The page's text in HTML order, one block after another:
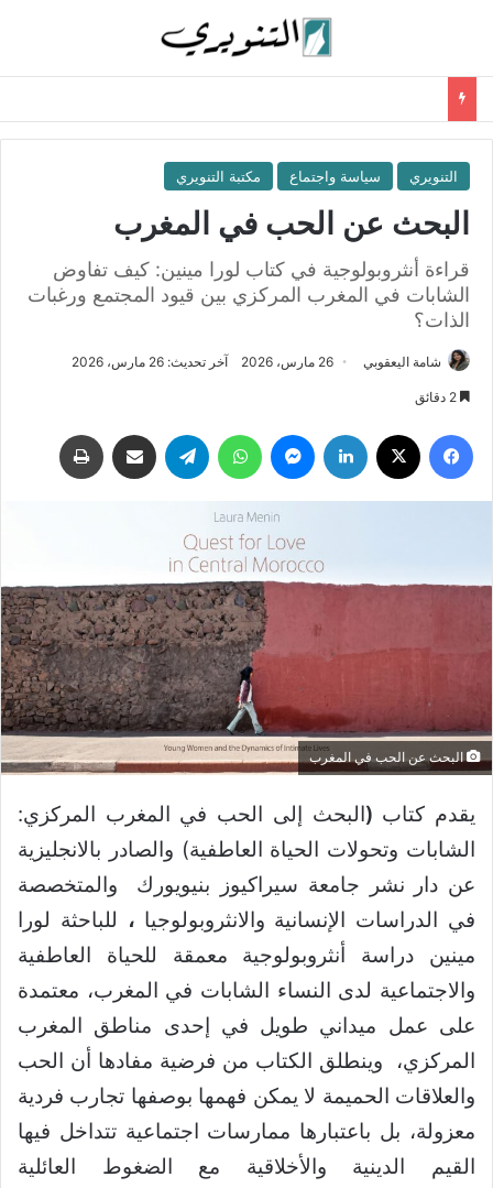
التنويري سياسة واجتماع مكتبة التنويري
البحث عن الحب في المغرب
قراءة أنثروبولوجية في كتاب لورا مينين: كيف تفاوض
الشابات في المغرب المركزي بين قيود المجتمع ورغبات
الذات؟
شامة اليعقوبي 26 مارس، 2026 آخر تحديث: 26 مارس، 2026
فيسبوك لينكدإن ماسنجر واتساب تيلقرام مشاركة عبر البريد
البحث عن الحب في المغرب
يقدم كتاب (البحث إلى الحب في المغرب المركزي:
الشابات وتحولات الحياة العاطفية) والصادر بالانجليزية
عن دار نشر جامعة سيراكيوز بنيويورك والمتخصصة
في الدراسات الإنسانية والانثروبولوجيا ، للباحثة لورا
مينين دراسة أنثروبولوجية معمقة للحياة العاطفية
والاجتماعية لدى النساء الشابات في المغرب، معتمدة
على عمل ميداني طويل في إحدى مناطق المغرب
المركزي، وينطلق الكتاب من فرضية مفادها أن الحب
والعلاقات الحميمة لا يمكن فهمها بوصفها تجارب فردية
معزولة، بل باعتبارها ممارسات اجتماعية تتداخل فيها
القيم الدينية والأخلاقية مع الضغوط العائلية